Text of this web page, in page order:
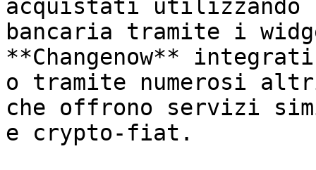
acquistati utilizzando
bancaria tramite i
**Changenow**
o tramite numerosi
che offrono servizi
e crypto-fiat.